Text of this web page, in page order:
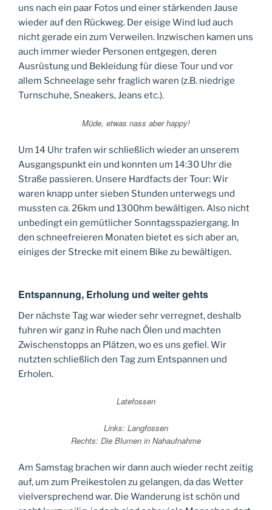
uns nach ein paar Fotos und einer stärkenden Jause
wieder auf den Rückweg. Der eisige Wind lud auch
nicht gerade ein zum Verweilen. Inzwischen kamen uns
auch immer wieder Personen entgegen, deren
Ausrüstung und Bekleidung für diese Tour und vor
allem Schneelage sehr fraglich waren (z.B. niedrige
Turnschuhe, Sneakers, Jeans etc.).
Müde, etwas nass aber happy!
Um 14 Uhr trafen wir schließlich wieder an unserem
Ausgangspunkt ein und konnten um 14:30 Uhr die
Straße passieren. Unsere Hardfacts der Tour: Wir
waren knapp unter sieben Stunden unterwegs und
mussten ca. 26km und 1300hm bewältigen. Also nicht
unbedingt ein gemütlicher Sonntagsspaziergang. In
den schneefreieren Monaten bietet es sich aber an,
einiges der Strecke mit einem Bike zu bewältigen.
Entspannung, Erholung und weiter gehts
Der nächste Tag war wieder sehr verregnet, deshalb
fuhren wir ganz in Ruhe nach Ölen und machten
Zwischenstopps an Plätzen, wo es uns gefiel. Wir
nutzten schließlich den Tag zum Entspannen und
Erholen.
Latefossen
Links: Langfossen
Rechts: Die Blumen in Nahaufnahme
Am Samstag brachen wir dann auch wieder recht zeitig
auf, um zum Preikestolen zu gelangen, da das Wetter
vielversprechend war. Die Wanderung ist schön und